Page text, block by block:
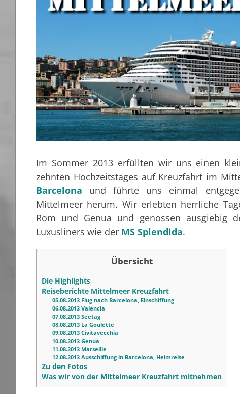
Im Sommer 2013 erfüllten wir uns einen
zehnten Hochzeitstages auf Kreuzfahrt im
Barcelona und führte uns einmal
Mittelmeer herum. Wir erlebten herrliche
Rom und Genua und genossen ausgiebig
Luxusliners wie der MS Splendida.
Übersicht
Die Highlights
Reiseberichte Mittelmeer Kreuzfahrt
05.08.2013 Flug nach Barcelona, Einschiffung
06.08.2013 Valencia
07.08.2013 Seetag
08.08.2013 La Goulette
09.08.2013 Civitavecchia
10.08.2013 Genua
11.08.2013 Marseille
12.08.2013 Ausschiffung in Barcelona, Heimreise
Zu den Fotos
Was wir von der Mittelmeer Kreuzfahrt mitnehmen